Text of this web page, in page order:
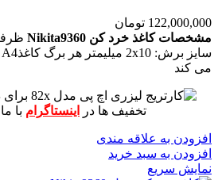
122,000,000 تومان
مشخصات کاغذ خرد کن Nikita9360
سایز برش:
2x10 میلیمتر هر برگ کاغذA4
می کند
تخفیف ها در
اینستاگرام با
افزودن به علاقه مندی
افزودن به سبد خرید
نمایش سریع